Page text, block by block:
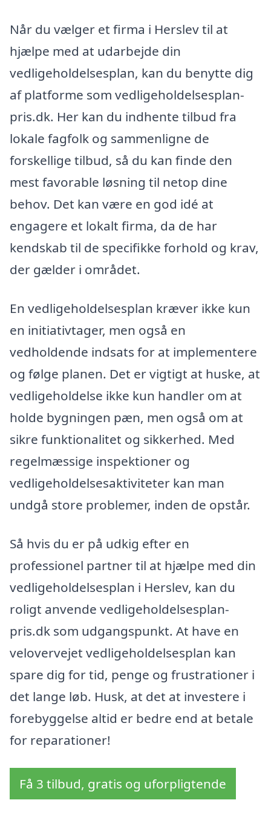
Når du vælger et firma i Herslev til at
hjælpe med at udarbejde din
vedligeholdelsesplan, kan du benytte dig
af platforme som vedligeholdelsesplan-
pris.dk. Her kan du indhente tilbud fra
lokale fagfolk og sammenligne de
forskellige tilbud, så du kan finde den
mest favorable løsning til netop dine
behov. Det kan være en god idé at
engagere et lokalt firma, da de har
kendskab til de specifikke forhold og krav,
der gælder i området.
En vedligeholdelsesplan kræver ikke kun
en initiativtager, men også en
vedholdende indsats for at implementere
og følge planen. Det er vigtigt at huske, at
vedligeholdelse ikke kun handler om at
holde bygningen pæn, men også om at
sikre funktionalitet og sikkerhed. Med
regelmæssige inspektioner og
vedligeholdelsesaktiviteter kan man
undgå store problemer, inden de opstår.
Så hvis du er på udkig efter en
professionel partner til at hjælpe med din
vedligeholdelsesplan i Herslev, kan du
roligt anvende vedligeholdelsesplan-
pris.dk som udgangspunkt. At have en
velovervejet vedligeholdelsesplan kan
spare dig for tid, penge og frustrationer i
det lange løb. Husk, at det at investere i
forebyggelse altid er bedre end at betale
for reparationer!
Få 3 tilbud, gratis og uforpligtende